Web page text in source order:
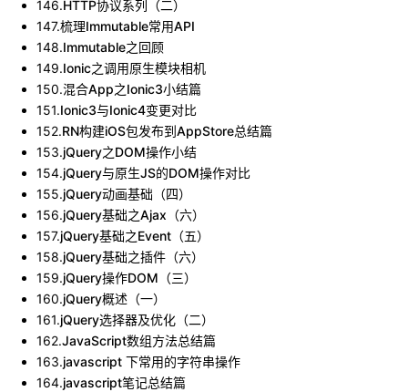
146.HTTP协议系列（二）
147.梳理Immutable常用API
148.Immutable之回顾
149.Ionic之调用原生模块相机
150.混合App之Ionic3小结篇
151.Ionic3与Ionic4变更对比
152.RN构建iOS包发布到AppStore总结篇
153.jQuery之DOM操作小结
154.jQuery与原生JS的DOM操作对比
155.jQuery动画基础（四）
156.jQuery基础之Ajax（六）
157.jQuery基础之Event（五）
158.jQuery基础之插件（六）
159.jQuery操作DOM（三）
160.jQuery概述（一）
161.jQuery选择器及优化（二）
162.JavaScript数组方法总结篇
163.javascript 下常用的字符串操作
164.javascript笔记总结篇